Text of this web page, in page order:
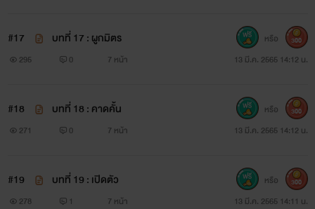
#17 บทที่ 17 : ผูกมิตร
295 0 7 หน้า 13 มี.ค. 2565 14:12 น.
หรือ 300
#18 บทที่ 18 : คาดคั้น
271 0 7 หน้า 13 มี.ค. 2565 14:12 น.
หรือ 300
#19 บทที่ 19 : เปิดตัว
278 1 7 หน้า 13 มี.ค. 2565 14:11 น.
หรือ 300